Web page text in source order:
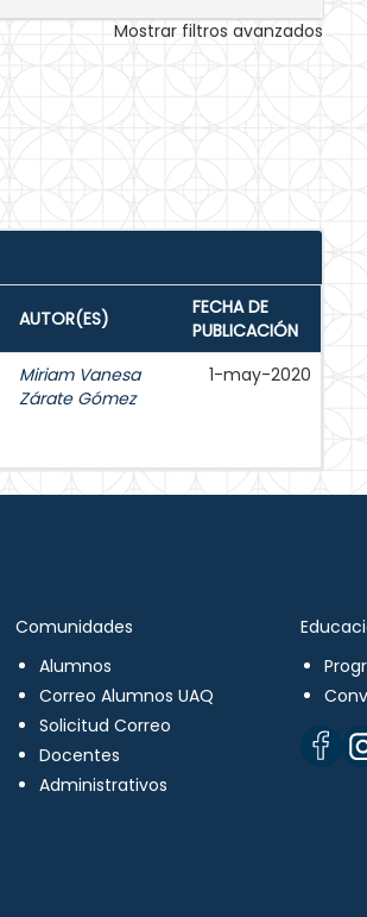
Mostrar filtros avanzados
AUTOR(ES)
FECHA DE
PUBLICACIÓN
Miriam Vanesa
Zárate Gómez
1-may-2020
Comunidades
Alumnos
Correo Alumnos UAQ
Solicitud Correo
Docentes
Administrativos